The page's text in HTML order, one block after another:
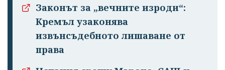
Законът за „вечните изроди“:
Кремъл узаконява
извънсъдебното лишаване от
права